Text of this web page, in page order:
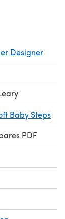
months, 3T,
Designer
Baby Steps
PDF